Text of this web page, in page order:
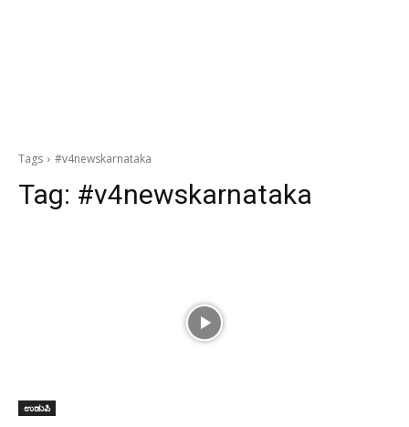
Tags #v4newskarnataka
Tag: #v4newskarnataka
ಉಡುಪಿ